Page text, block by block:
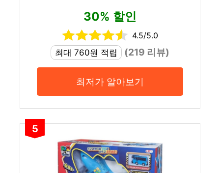
30% 할인
4.5/5.0
최대 760원 적립
(219 리뷰)
최저가 알아보기
5